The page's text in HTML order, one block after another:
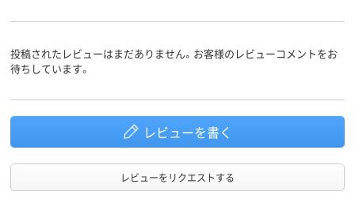
投稿されたレビューはまだありません。お客様のレビューコメントをお
待ちしています。
レビューを書く
レビューをリクエストする